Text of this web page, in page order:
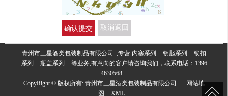
确认提交 取消返回
青州市三星酒类包装制品有限公司..,专营 内塞系列 钥匙系列
锁扣
系列
瓶盖系列 等业务,有意向的客户请咨询我们，联系电话： 1396
4630568
CopyRight © 版权所有: 青州市三星酒类包装制品有限公司..
网站地
图
XML